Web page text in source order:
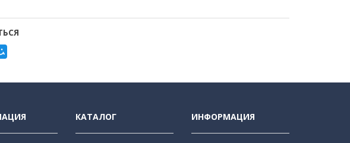
КАТАЛОГ ИНФОРМАЦИЯ